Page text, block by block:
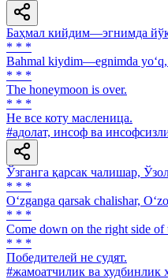
Баҳмал кийдим—эгнимда
* * *
Bahmal kiydim—egnimda
* * *
The honeymoon is over.
* * *
He все коту масленица.
#адолат, инсоф ва
Ўзганга қарсак чалишар,
* * *
O‘zganga qarsak chalishar,
* * *
Come down on the right side of
* * *
Победителей не судят.
#жамоатчилик ва худбинлик